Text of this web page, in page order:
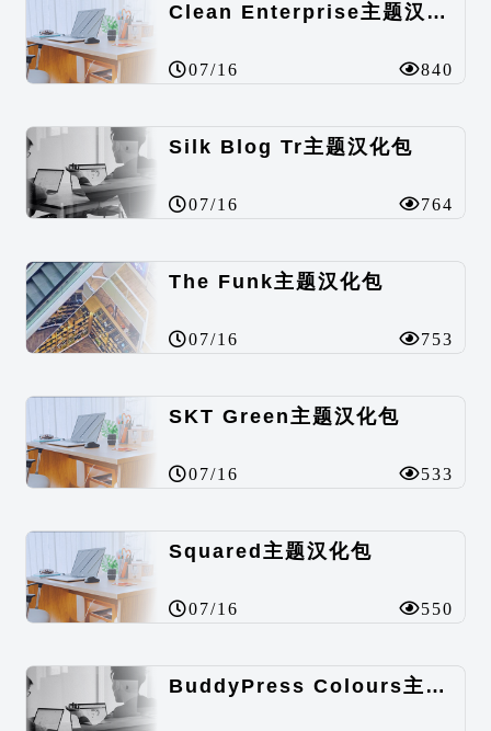
Clean Enterprise主题汉化包
07/16 840
Silk Blog Tr主题汉化包
07/16 764
The Funk主题汉化包
07/16 753
SKT Green主题汉化包
07/16 533
Squared主题汉化包
07/16 550
BuddyPress Colours主题汉化包